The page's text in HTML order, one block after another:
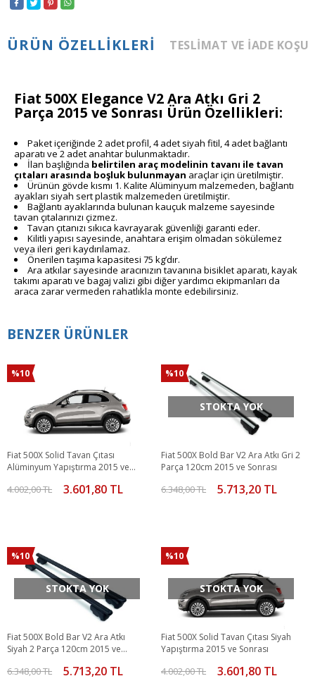
ÜRÜN ÖZELLIKLERI TESLIMAT VE İADE
Fiat 500X Elegance V2 Ara Atkı Gri 2
Parça 2015 ve Sonrası Ürün Özellikleri:
Paket içeriğinde 2 adet profil, 4 adet siyah fitil, 4 adet bağlantı
aparatı ve 2 adet anahtar bulunmaktadır.
İlan başlığında belirtilen araç modelinin tavanı ile tavan
çıtaları arasında boşluk bulunmayan araçlar için üretilmiştir.
Ürünün gövde kısmı 1. Kalite Alüminyum malzemeden, bağlantı
ayakları siyah sert plastik malzemeden üretilmiştir.
Bağlantı ayaklarında bulunan kauçuk malzeme sayesinde
tavan çıtalarınızı çizmez.
Tavan çıtanızı sıkıca kavrayarak güvenliği garanti eder.
Kilitli yapısı sayesinde, anahtara erişim olmadan sökülemez
veya ileri geri kaydırılamaz.
Önerilen taşıma kapasitesi 75 kg’dır.
Ara atkılar sayesinde aracınızın tavanına bisiklet aparatı, kayak
takımı aparatı ve bagaj valizi gibi diğer yardımcı ekipmanları da
araca zarar vermeden rahatlıkla monte edebilirsiniz.
BENZER ÜRÜNLER
%10
Fiat 500X Solid Tavan Çıtası
Alüminyum Yapıştırma 2015 ve
4.002,00 TL 3.601,80 TL
%10
STOKTA YOK
Fiat 500X Bold Bar V2 Ara Atkı Gri 2
Parça 120cm 2015 ve Sonrası
6.348,00 TL 5.713,20 TL
%10
STOKTA YOK
Fiat 500X Bold Bar V2 Ara Atkı
Siyah 2 Parça 120cm 2015 ve
6.348,00 TL 5.713,20 TL
%10
STOKTA YOK
Fiat 500X Solid Tavan Çıtası Siyah
Yapıştırma 2015 ve Sonrası
4.002,00 TL 3.601,80 TL